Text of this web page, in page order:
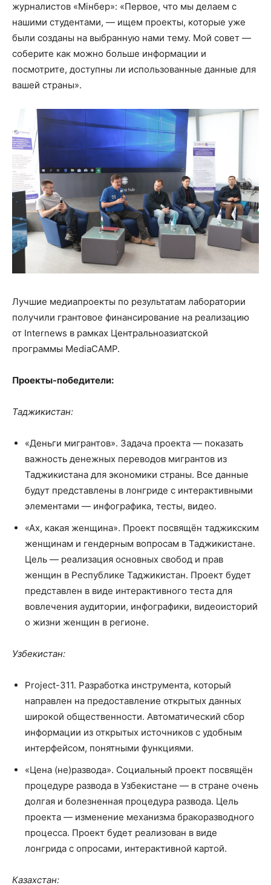
журналистов «Мiнбер»: «Первое, что мы делаем с
нашими студентами, — ищем проекты, которые уже
были созданы на выбранную нами тему. Мой совет —
соберите как можно больше информации и
посмотрите, доступны ли использованные данные для
вашей страны».
Лучшие медиапроекты по результатам лаборатории
получили грантовое финансирование на реализацию
от Internews в рамках Центральноазиатской
программы МediaCAMP.
Проекты-победители:
Таджикистан:
«Деньги мигрантов». Задача проекта — показать
важность денежных переводов мигрантов из
Таджикистана для экономики страны. Все данные
будут представлены в лонгриде с интерактивными
элементами — инфографика, тесты, видео.
«Ах, какая женщина». Проект посвящён таджикским
женщинам и гендерным вопросам в Таджикистане.
Цель — реализация основных свобод и прав
женщин в Республике Таджикистан. Проект будет
представлен в виде интерактивного теста для
вовлечения аудитории, инфографики, видеоисторий
о жизни женщин в регионе.
Узбекистан:
Project-311. Разработка инструмента, который
направлен на предоставление открытых данных
широкой общественности. Автоматический сбор
информации из открытых источников с удобным
интерфейсом, понятными функциями.
«Цена (не)развода». Социальный проект посвящён
процедуре развода в Узбекистане — в стране очень
долгая и болезненная процедура развода. Цель
проекта — изменение механизма бракоразводного
процесса. Проект будет реализован в виде
лонгрида с опросами, интерактивной картой.
Казахстан: